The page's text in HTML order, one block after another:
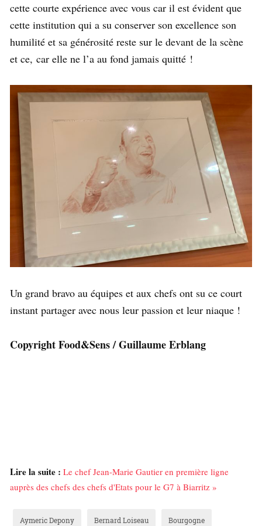
cette courte expérience avec vous car il est évident que
cette institution qui a su conserver son excellence son
humilité et sa générosité reste sur le devant de la scène
et ce, car elle ne l’a au fond jamais quitté !
Un grand bravo au équipes et aux chefs ont su ce court
instant partager avec nous leur passion et leur niaque !
Copyright Food&Sens / Guillaume Erblang
Lire la suite : Le chef Jean-Marie Gautier en première ligne
auprès des chefs des chefs d'Etats pour le G7 à Biarritz »
Aymeric Depony Bernard Loiseau Bourgogne